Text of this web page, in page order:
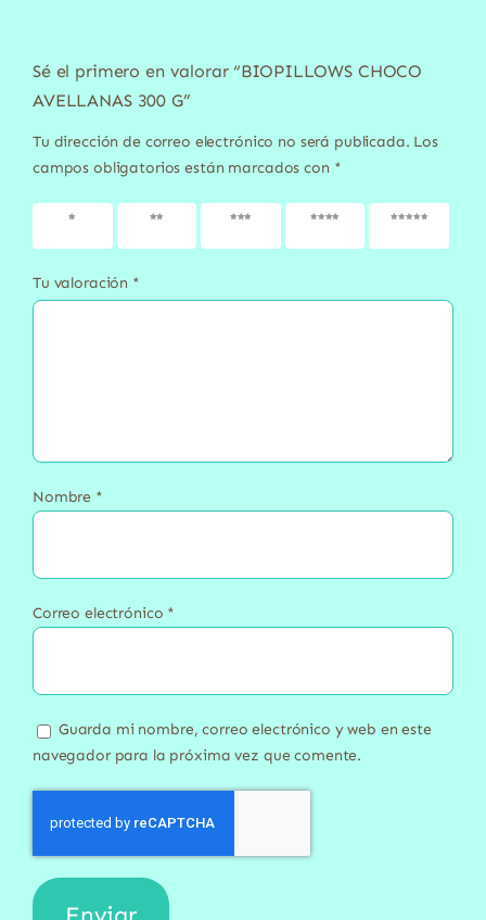
Sé el primero en valorar “BIOPILLOWS CHOCO
AVELLANAS 300 G”
Tu dirección de correo electrónico no será publicada. Los
campos obligatorios están marcados con *
1 de 5
2 de 5
3 de 5
4 de 5
5 de 5
Tu valoración *
Nombre *
Correo electrónico *
Guarda mi nombre, correo electrónico y web en este
navegador para la próxima vez que comente.